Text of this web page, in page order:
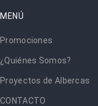
MENÚ
Promociones
¿Quiénes Somos?
Proyectos de Albercas
CONTACTO